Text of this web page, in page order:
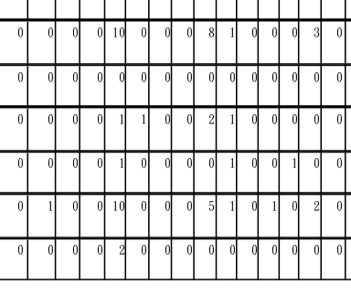
0 0 0 0 1
10 0 0
0 0 8
0 0 3 0
0 0 0 0 0
0 0 0
0 0 0
0 0 0 0
0 1 0 0 1
1 0 0
0 0 2
0 0 0 0
0 0 0 0 1
1 0 0
0 0 0
0 1 0 0
0 0 0 0 1
10 0 1
0 1 5
0 0 2 0
0 0 0 0 0
2 0 0
0 0 0
0 0 0 0